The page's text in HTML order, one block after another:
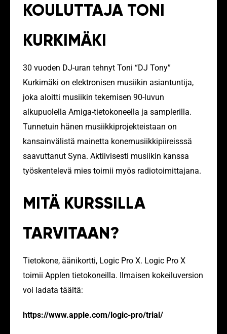
KOULUTTAJA TONI
KURKIMÄKI
30 vuoden DJ-uran tehnyt Toni “DJ Tony”
Kurkimäki on elektronisen musiikin asiantuntija,
joka aloitti musiikin tekemisen 90-luvun
alkupuolella Amiga-tietokoneella ja samplerilla.
Tunnetuin hänen musiikkiprojekteistaan on
kansainvälistä mainetta konemusiikkipiireisssä
saavuttanut Syna. Aktiivisesti musiikin kanssa
työskentelevä mies toimii myös radiotoimittajana.
MITÄ KURSSILLA
TARVITAAN?
Tietokone, äänikortti, Logic Pro X. Logic Pro X
toimii Applen tietokoneilla. Ilmaisen kokeiluversion
voi ladata täältä:
https://www.apple.com/logic-pro/trial/